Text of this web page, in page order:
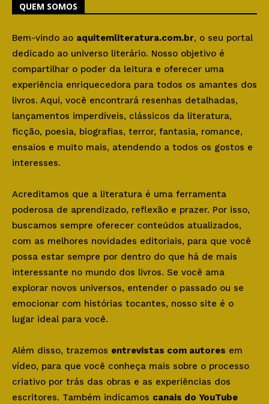
QUEM SOMOS
Bem-vindo ao aquitemliteratura.com.br, o seu portal
dedicado ao universo literário. Nosso objetivo é
compartilhar o poder da leitura e oferecer uma
experiência enriquecedora para todos os amantes dos
livros. Aqui, você encontrará resenhas detalhadas,
lançamentos imperdíveis, clássicos da literatura,
ficção, poesia, biografias, terror, fantasia, romance,
ensaios e muito mais, atendendo a todos os gostos e
interesses.
Acreditamos que a literatura é uma ferramenta
poderosa de aprendizado, reflexão e prazer. Por isso,
buscamos sempre oferecer conteúdos atualizados,
com as melhores novidades editoriais, para que você
possa estar sempre por dentro do que há de mais
interessante no mundo dos livros. Se você ama
explorar novos universos, entender o passado ou se
emocionar com histórias tocantes, nosso site é o
lugar ideal para você.
Além disso, trazemos entrevistas com autores em
vídeo, para que você conheça mais sobre o processo
criativo por trás das obras e as experiências dos
escritores. Também indicamos canais do YouTube